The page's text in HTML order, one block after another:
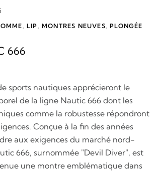
,LIP ,MONTRES NEUVES ,PLONGÉE
666
sports nautiques apprécieront le
de la ligne Nautic 666 dont les
comme la robustesse répondront
Conçue à la fin des années
aux exigences du marché nord-
666, surnommée "Devil Diver", est
une montre emblématique dans